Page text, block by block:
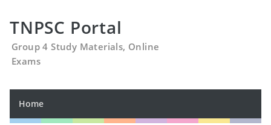
TNPSC Portal
Group 4 Study Materials, Online
Exams
Home